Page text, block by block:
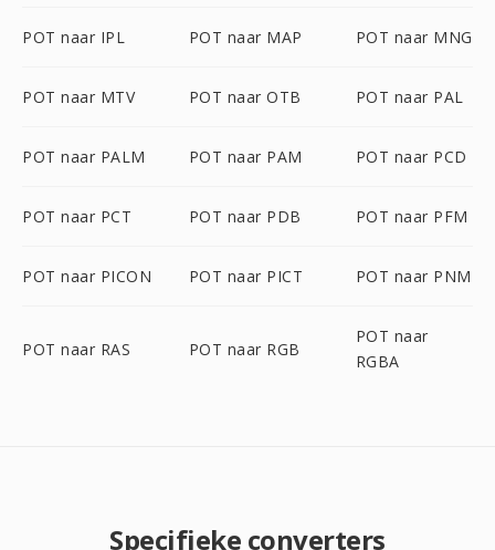
POT naar IPL POT naar MAP POT naar MNG
POT naar MTV POT naar OTB POT naar PAL
POT naar PALM POT naar PAM POT naar PCD
POT naar PCT POT naar PDB POT naar PFM
POT naar PICON POT naar PICT POT naar PNM
POT naar RAS POT naar RGB
POT naar
RGBA
Specifieke converters